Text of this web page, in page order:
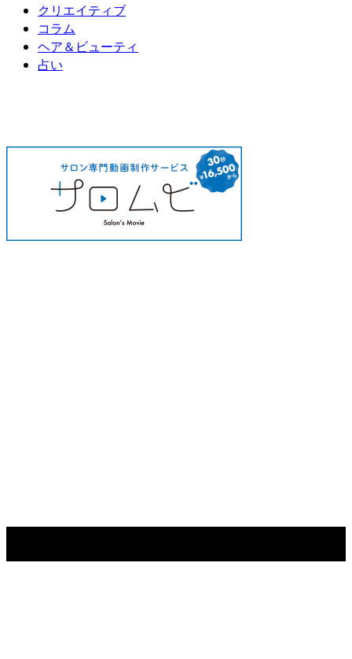
クリエイティブ
コラム
ヘア＆ビューティ
占い